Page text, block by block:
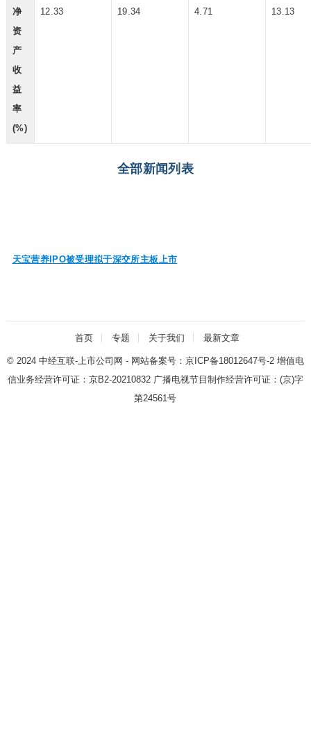
净
资
产
收
益
率
(%)
12.33 19.34 4.71 13.13
全部新闻列表
天宝营养IPO被受理拟于深交所主板上市
首页 专题 关于我们 最新文章
© 2024 中经互联-上市公司网 - 网站备案号： 京ICP备18012647号-2增值电
信业务经营许可证： 京B2-20210832广播电视节目制作经营许可证： (京)字
第24561号